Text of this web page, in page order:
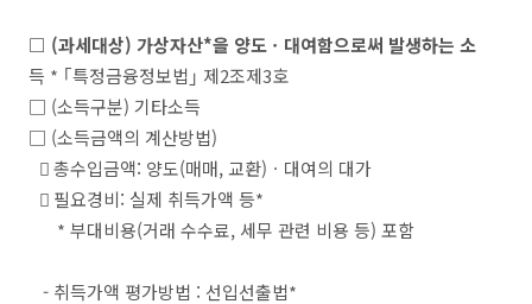
□ (과세대상) 가상자산*을 양도 ㆍ 대여함으로써 발생하는 소
득 * ｢특정금융정보법 ｣ 제2조제3호
□ (소득구분) 기타소득
□ (소득금액의 계산방법)
총수입금액: 양도(매매,교환) ㆍ 대여의 대가
 필요경비: 실제 취득가액 등*
* 부대비용(거래 수수료, 세무 관련 비용 등) 포함
- 취득가액 평가방법 : 선입선출법*